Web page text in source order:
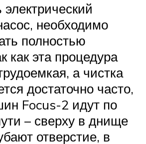
необходимо
полностью
как эта процедура
а чистка
достаточно часто,
Focus-2 идут по
– сверху в днище
отверстие, в